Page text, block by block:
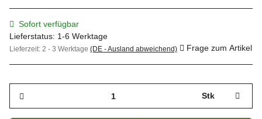
Sofort verfügbar
Lieferstatus: 1-6 Werktage
Lieferzeit: 2 - 3 Werktage (DE - Ausland abweichend) Frage zum Artikel
Stk